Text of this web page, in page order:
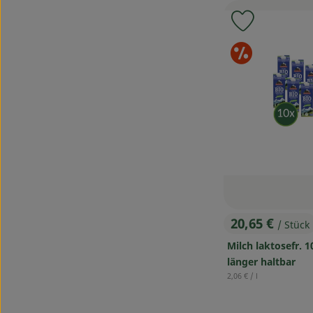
, Preis:
20,65 € / Stück
Milch laktosefr.
länger haltbar
, Referenzpreis:
2,06 € / l
Produkt